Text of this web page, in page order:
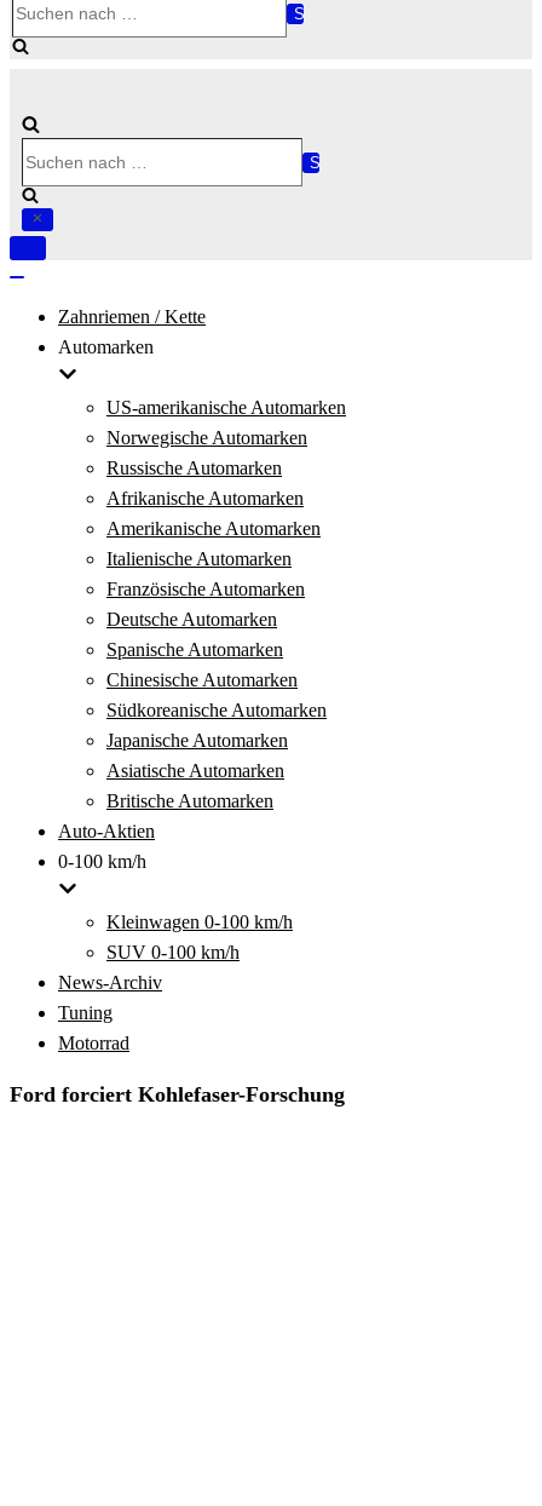
nach …
nach …
Navigation
Zahnriemen / Kette
Automarken
US-amerikanische Automarken
Norwegische Automarken
Russische Automarken
Afrikanische Automarken
Amerikanische Automarken
Italienische Automarken
Französische Automarken
Deutsche Automarken
Spanische Automarken
Chinesische Automarken
Südkoreanische Automarken
Japanische Automarken
Asiatische Automarken
Britische Automarken
Auto-Aktien
0-100 km/h
Kleinwagen 0-100 km/h
SUV 0-100 km/h
News-Archiv
Tuning
Motorrad
Ford forciert Kohlefaser-Forschung